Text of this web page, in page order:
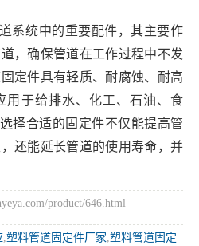
系统中的重要配件，其主要作
，确保管道在工作过程中不发
定件具有轻质、耐腐蚀、耐高
用于给排水、化工、石油、食
择合适的固定件不仅能提高管
还能延长管道的使用寿命，并
product/646.html
,塑料管道固定件厂家,塑料管道固定